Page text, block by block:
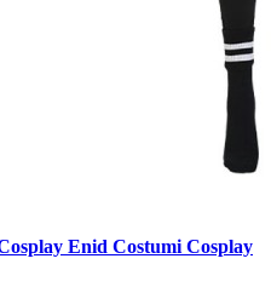
Enid Costumi Cosplay